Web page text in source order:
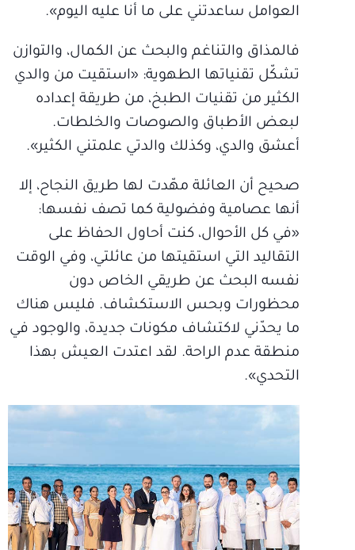
العوامل ساعدتني على ما أنا عليه اليوم».
فالمذاق والتناغم والبحث عن الكمال، والتوازن
تشكّل تقنياتها الطهوية: «استقيت من والدي
الكثير من تقنيات الطبخ، من طريقة إعداده
لبعض الأطباق والصوصات والخلطات.
أعشق والدي، وكذلك والدتي علمتني الكثير».
صحيح أن العائلة مهّدت لها طريق النجاح، إلا
أنها عصامية وفضولية كما تصف نفسها:
«في كل الأحوال، كنت أحاول الحفاظ على
التقاليد التي استقيتها من عائلتي، وفي الوقت
نفسه البحث عن طريقي الخاص دون
محظورات وبحس الاستكشاف. فليس هناك
ما يحدّني لاكتشاف مكونات جديدة، والوجود في
منطقة عدم الراحة. لقد اعتدت العيش بهذا
التحدي».